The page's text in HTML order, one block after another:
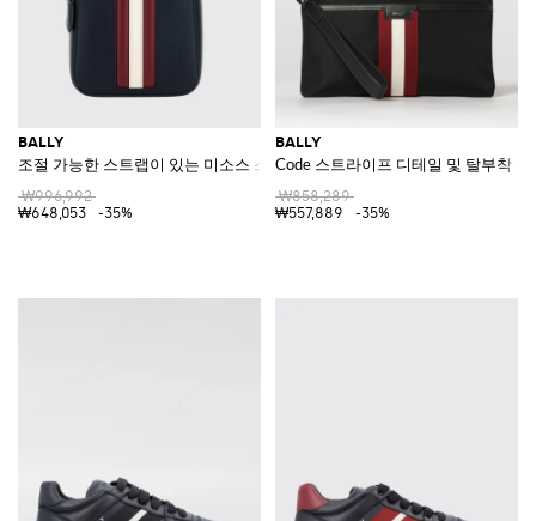
BALLY
조절 가능한 스트랩이 있는 미소스 스트라이프 엠보싱 가죽 벨트 백
₩996,992
₩648,053
-35%
BALLY
Code 스트라이프 디테일 및 탈부착
₩858,289
₩557,889
-35%